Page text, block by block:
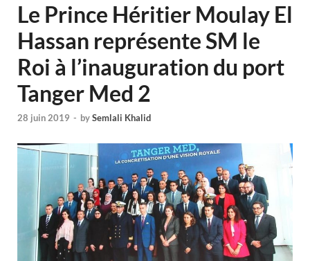
Le Prince Héritier Moulay El
Hassan représente SM le
Roi à l’inauguration du port
Tanger Med 2
28 juin 2019 - bySemlali Khalid